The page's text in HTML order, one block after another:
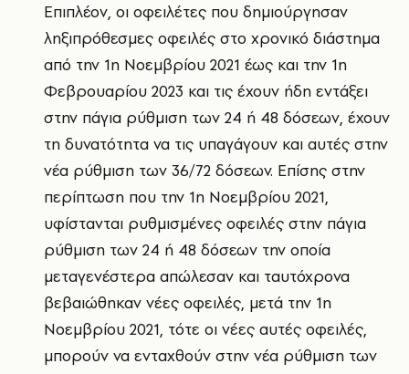
Επιπλέον, οι οφειλέτες που δημιούργησαν
ληξιπρόθεσμες οφειλές στο χρονικό διάστημα
από την 1η Νοεμβρίου 2021 έως και την 1η
Φεβρουαρίου 2023 και τις έχουν ήδη εντάξει
στην πάγια ρύθμιση των 24 ή 48 δόσεων, έχουν
τη δυνατότητα να τις υπαγάγουν και αυτές στην
νέα ρύθμιση των 36/72 δόσεων. Επίσης στην
περίπτωση που την 1η Νοεμβρίου 2021,
υφίστανται ρυθμισμένες οφειλές στην πάγια
ρύθμιση των 24 ή 48 δόσεων την οποία
μεταγενέστερα απώλεσαν και ταυτόχρονα
βεβαιώθηκαν νέες οφειλές, μετά την 1η
Νοεμβρίου 2021, τότε οι νέες αυτές οφειλές,
μπορούν να ενταχθούν στην νέα ρύθμιση των